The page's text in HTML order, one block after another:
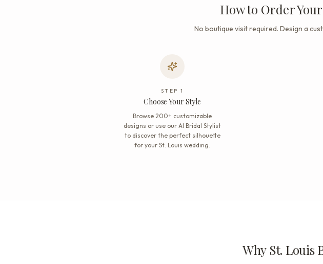
How to Order
No boutique visit required. Design a
STEP 1
Choose Your Style
Browse 200+ customizable
designs or use our AI Bridal Stylist
to discover the perfect silhouette
for your St. Louis wedding.
Why St. Louis